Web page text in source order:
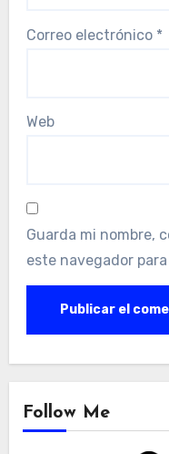
Correo electrónico *
Web
Guarda mi nombre,
este navegador
Follow Me